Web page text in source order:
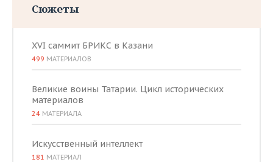
Сюжеты
XVI саммит БРИКС в Казани
499 МАТЕРИАЛОВ
Великие воины Татарии. Цикл исторических
материалов
24 МАТЕРИАЛА
Искусственный интеллект
181 МАТЕРИАЛ